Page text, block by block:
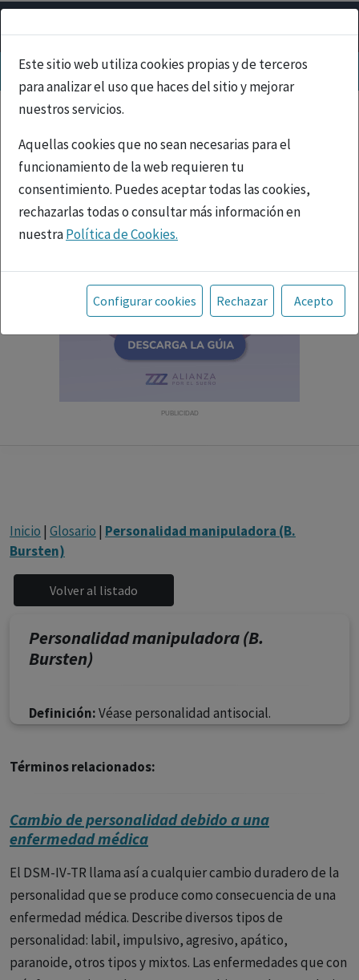
Este sitio web utiliza cookies propias y de terceros
para analizar el uso que haces del sitio y mejorar
nuestros servicios.
Aquellas cookies que no sean necesarias para el
funcionamiento de la web requieren tu
consentimiento. Puedes aceptar todas las cookies,
rechazarlas todas o consultar más información en
nuestraPolítica de Cookies.
Toda la información incluida en la Página Web está
referida a productos del mercado español y, por
tanto, dirigida a profesionales sanitarios legalmente
facultados para prescribir o dispensar medicamentos
con ejercicio profesional. La información técnica de los
fármacos se facilita a título meramente informativo,
Configurar cookies Rechazar Acepto
PUBLICIDAD
Inicio | Glosario | Personalidad manipuladora (B.
Bursten)
Personalidad manipuladora (B.
Bursten)
Definición:Véase personalidad antisocial.
Términos relacionados:
Cambio de personalidad debido a una
enfermedad médica
El DSM-IV-TR llama así a cualquier cambio duradero de la
personalidad que se produce como consecuencia de una
enfermedad médica. Describe diversos tipos de
personalidad: labil, impulsivo, agresivo, apático,
paranoide, otros tipos y mixtos. Las enfermedades que con